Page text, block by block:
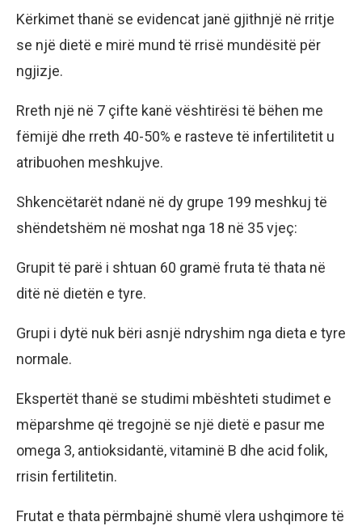
Kërkimet thanë se evidencat janë gjithnjë në rritje
se një dietë e mirë mund të rrisë mundësitë për
ngjizje.
Rreth një në 7 çifte kanë vështirësi të bëhen me
fëmijë dhe rreth 40-50% e rasteve të infertilitetit u
atribuohen meshkujve.
Shkencëtarët ndanë në dy grupe 199 meshkuj të
shëndetshëm në moshat nga 18 në 35 vjeç:
Grupit të parë i shtuan 60 gramë fruta të thata në
ditë në dietën e tyre.
Grupi i dytë nuk bëri asnjë ndryshim nga dieta e tyre
normale.
Ekspertët thanë se studimi mbështeti studimet e
mëparshme që tregojnë se një dietë e pasur me
omega 3, antioksidantë, vitaminë B dhe acid folik,
rrisin fertilitetin.
Frutat e thata përmbajnë shumë vlera ushqimore të